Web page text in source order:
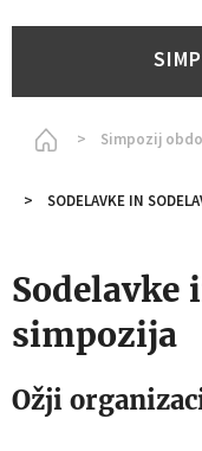
Homepage
Simpozij
SODELAVKE IN
Sodelavke
simpozija
Ožji